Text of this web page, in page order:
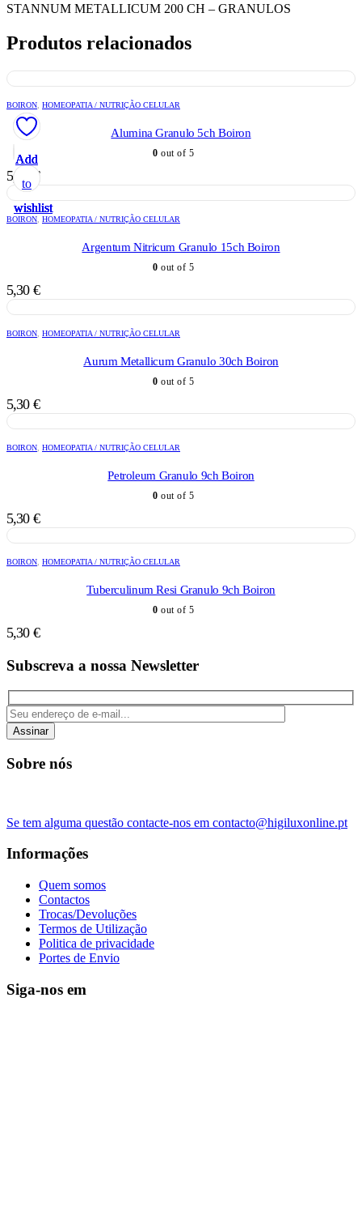
STANNUM METALLICUM 200 CH – GRANULOS
Produtos relacionados
Add
to
wishlist
BOIRON, HOMEOPATIA / NUTRIÇÃO CELULAR
Alumina Granulo 5ch Boiron
0 out of 5
5,30 €
Add
to
wishlist
BOIRON, HOMEOPATIA / NUTRIÇÃO CELULAR
Argentum Nitricum Granulo 15ch Boiron
0 out of 5
5,30 €
Add
to
wishlist
BOIRON, HOMEOPATIA / NUTRIÇÃO CELULAR
Aurum Metallicum Granulo 30ch Boiron
0 out of 5
5,30 €
Add
to
wishlist
BOIRON, HOMEOPATIA / NUTRIÇÃO CELULAR
Petroleum Granulo 9ch Boiron
0 out of 5
5,30 €
Add
to
wishlist
BOIRON, HOMEOPATIA / NUTRIÇÃO CELULAR
Tuberculinum Resi Granulo 9ch Boiron
0 out of 5
5,30 €
Subscreva a nossa Newsletter
Assinar
Sobre nós
Se tem alguma questão contacte-nos em contacto@higiluxonline.pt
Informações
Quem somos
Contactos
Trocas/Devoluções
Termos de Utilização
Politica de privacidade
Portes de Envio
Siga-nos em